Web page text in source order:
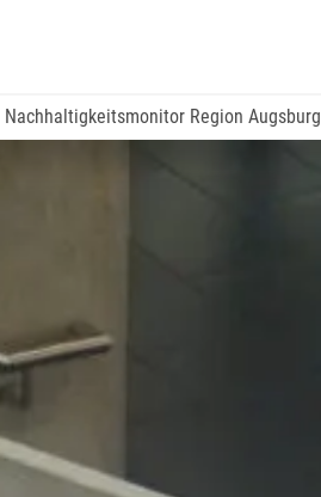
Nachhaltigkeitsmonitor Region Augsburg